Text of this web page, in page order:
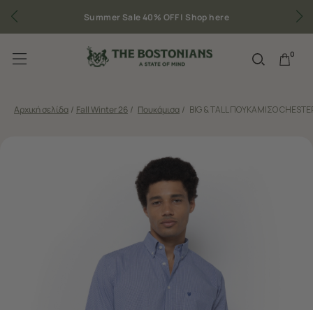
Summer Sale 40% OFF | Shop here
0
Αρχική σελίδα / Fall Winter 26 / Πουκάμισα / BIG & TALL ΠΟΥΚΑΜΙΣΟ